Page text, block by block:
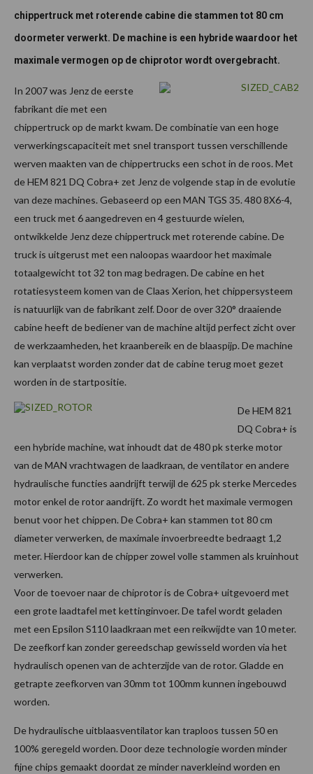
chippertruck met roterende cabine die stammen tot 80 cm
doormeter verwerkt. De machine is een hybride waardoor het
maximale vermogen op de chiprotor wordt overgebracht.
In 2007 was Jenz de eerste
fabrikant die met een
chippertruck op de markt kwam. De combinatie van een hoge
verwerkingscapaciteit met snel transport tussen verschillende
werven maakten van de chippertrucks een schot in de roos. Met
de HEM 821 DQ Cobra+ zet Jenz de volgende stap in de evolutie
van deze machines. Gebaseerd op een MAN TGS 35. 480 8X6-4,
een truck met 6 aangedreven en 4 gestuurde wielen,
ontwikkelde Jenz deze chippertruck met roterende cabine. De
truck is uitgerust met een naloopas waardoor het maximale
totaalgewicht tot 32 ton mag bedragen. De cabine en het
rotatiesysteem komen van de Claas Xerion, het chippersysteem
is natuurlijk van de fabrikant zelf. Door de over 320° draaiende
cabine heeft de bediener van de machine altijd perfect zicht over
de werkzaamheden, het kraanbereik en de blaaspijp. De machine
kan verplaatst worden zonder dat de cabine terug moet gezet
worden in de startpositie.
De HEM 821
DQ Cobra+ is
een hybride machine, wat inhoudt dat de 480 pk sterke motor
van de MAN vrachtwagen de laadkraan, de ventilator en andere
hydraulische functies aandrijft terwijl de 625 pk sterke Mercedes
motor enkel de rotor aandrijft. Zo wordt het maximale vermogen
benut voor het chippen. De Cobra+ kan stammen tot 80 cm
diameter verwerken, de maximale invoerbreedte bedraagt 1,2
meter. Hierdoor kan de chipper zowel volle stammen als kruinhout
verwerken.
Voor de toevoer naar de chiprotor is de Cobra+ uitgevoerd met
een grote laadtafel met kettinginvoer. De tafel wordt geladen
met een Epsilon S110 laadkraan met een reikwijdte van 10 meter.
De zeefkorf kan zonder gereedschap gewisseld worden via het
hydraulisch openen van de achterzijde van de rotor. Gladde en
getrapte zeefkorven van 30mm tot 100mm kunnen ingebouwd
worden.
De hydraulische uitblaasventilator kan traploos tussen 50 en
100% geregeld worden. Door deze technologie worden minder
fijne chips gemaakt doordat ze minder naverkleind worden en